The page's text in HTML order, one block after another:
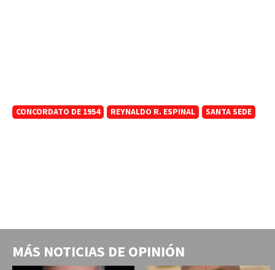
CONCORDATO DE 1954 REYNALDO R. ESPINAL SANTA SEDE
MÁS NOTICIAS DE OPINIÓN